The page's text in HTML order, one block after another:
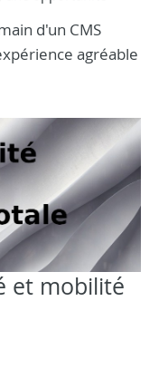
d'un CMS
agréable
et mobilité